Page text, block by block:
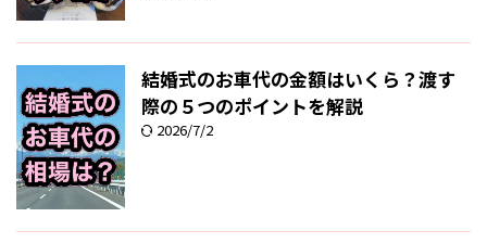
結婚式のお車代の金額はいくら？渡す
際の５つのポイントを解説
2026/7/2